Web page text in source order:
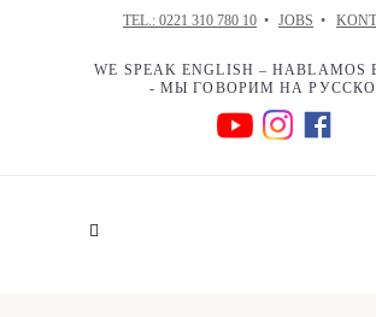
TEL.: 0221 310 780 10 • JOBS •
WE SPEAK ENGLISH – HABLAMOS
- МЫ ГОВОРИМ НА